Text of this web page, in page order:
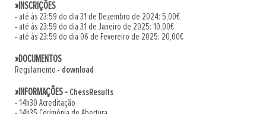
»INSCRIÇÕES
- até às 23:59 do dia 31 de Dezembro de 2024: 5,00€
- até às 23:59 do dia 31 de Janeiro de 2025: 10,00€
- até às 23:59 do dia 06 de Fevereiro de 2025: 20,00€
»DOCUMENTOS
Regulamento - download
»INFORMAÇÕES - ChessResults
- 14h30 Acreditação